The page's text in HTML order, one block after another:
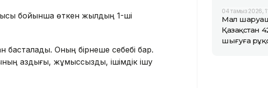
бойынша өткен жылдың 1-ші
басталады. Оның бірнеше себебі бар.
аздығы, жұмыссыздық, ішімдік ішу
04 тамыз 2026,
Мал
Қазақстан
шығуға